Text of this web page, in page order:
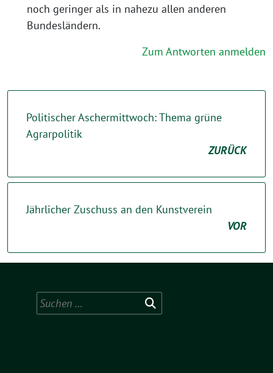
noch geringer als in nahezu allen anderen
Bundesländern.
Zum Antworten anmelden
Politischer Aschermittwoch: Thema grüne
Agrarpolitik
ZURÜCK
Jährlicher Zuschuss an den Kunstverein
VOR
Suchen
nach: